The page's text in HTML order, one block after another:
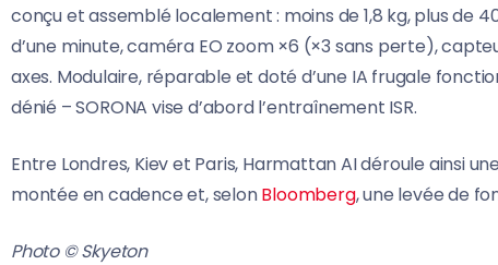
conçu et assemblé localement : moins de 1,8 kg, plus de
d’une minute, caméra EO zoom ×6 (×3 sans perte),
axes. Modulaire, réparable et doté d’une IA frugale
dénié – SORONA vise d’abord l’entraînement ISR.
Entre Londres, Kiev et Paris, Harmattan AI déroule ainsi
montée en cadence et, selonBloomberg, une levée de
Photo © Skyeton